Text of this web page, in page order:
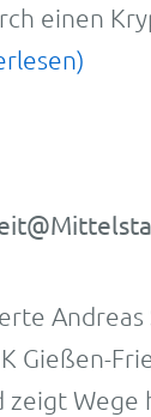
einen
Gießen-
Wege